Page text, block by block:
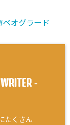
ベオグラード
WRITER-
たくさん